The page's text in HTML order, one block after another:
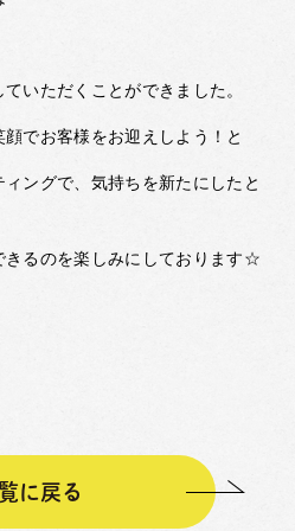
いただくことができました。
でお客様をお迎えしよう！と
ングで、気持ちを新たにしたと
きるのを楽しみにしております☆
に戻る